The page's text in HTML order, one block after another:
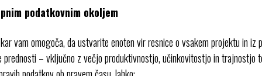
podatkovnim okoljem
vam omogoča, da ustvarite enoten vir resnice o vsakem projektu in iz
– vključno z večjo produktivnostjo, učinkovitostjo in